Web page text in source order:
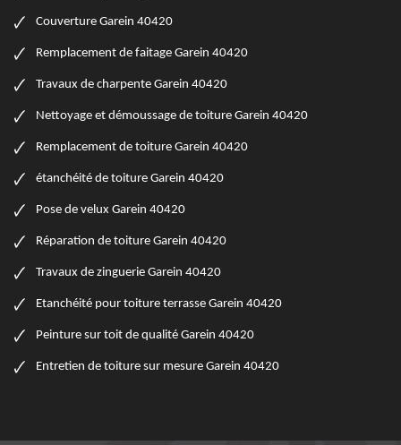
Couverture Garein 40420
Remplacement de faitage Garein 40420
Travaux de charpente Garein 40420
Nettoyage et démoussage de toiture Garein 40420
Remplacement de toiture Garein 40420
étanchéité de toiture Garein 40420
Pose de velux Garein 40420
Réparation de toiture Garein 40420
Travaux de zinguerie Garein 40420
Etanchéité pour toiture terrasse Garein 40420
Peinture sur toit de qualité Garein 40420
Entretien de toiture sur mesure Garein 40420